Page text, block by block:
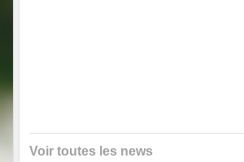
Voir toutes les news